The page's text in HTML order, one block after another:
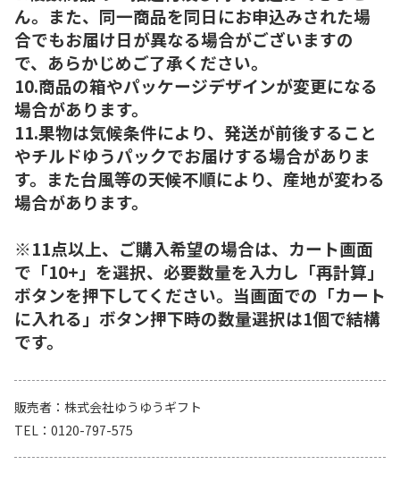
ん。また、同一商品を同日にお申込みされた場
合でもお届け日が異なる場合がございますの
で、あらかじめご了承ください。
10.商品の箱やパッケージデザインが変更になる
場合があります。
11.果物は気候条件により、発送が前後すること
やチルドゆうパックでお届けする場合がありま
す。また台風等の天候不順により、産地が変わる
場合があります。
※11点以上、ご購入希望の場合は、カート画面
で「10+」を選択、必要数量を入力し「再計算」
ボタンを押下してください。当画面での「カート
に入れる」ボタン押下時の数量選択は1個で結構
です。
販売者
株式会社ゆうゆうギフト
TEL
0120-797-575